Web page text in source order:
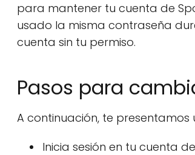
para mantener tu cuenta de
usado la misma contraseña
cuenta sin tu permiso.
Pasos para
A continuación, te
Inicia sesión en tu cuenta